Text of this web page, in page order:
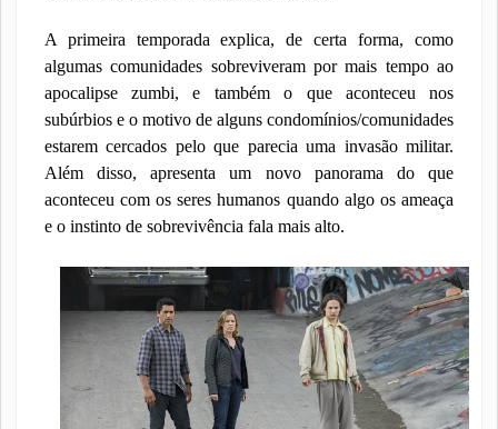
A primeira temporada explica, de certa forma, como
algumas comunidades sobreviveram por mais tempo ao
apocalipse zumbi, e também o que aconteceu nos
subúrbios e o motivo de alguns condomínios/comunidades
estarem cercados pelo que parecia uma invasão militar.
Além disso, apresenta um novo panorama do que
aconteceu com os seres humanos quando algo os ameaça
e o instinto de sobrevivência fala mais alto.